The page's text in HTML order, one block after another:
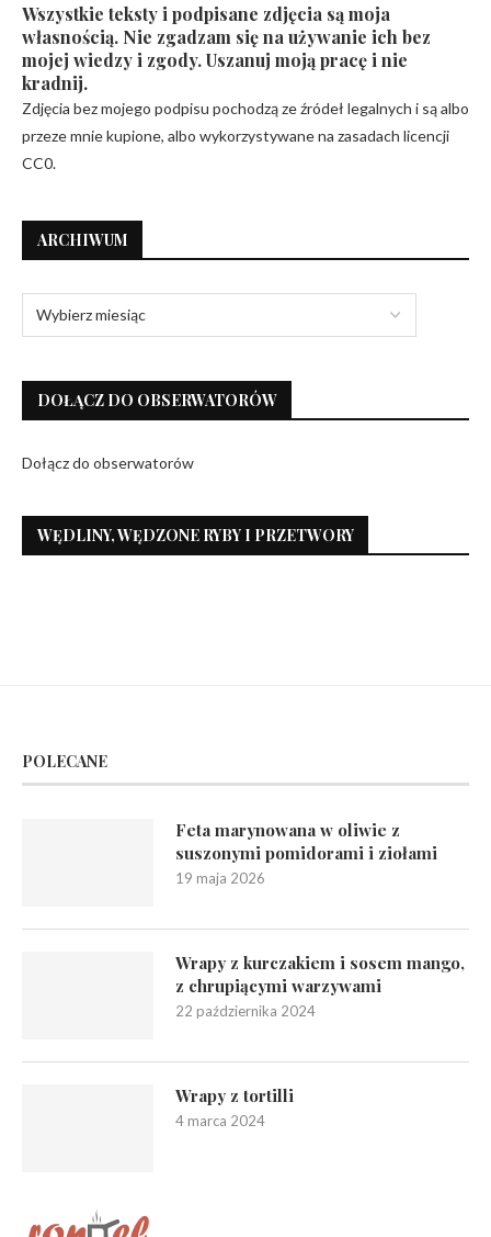
Wszystkie teksty i podpisane zdjęcia są moja
własnością. Nie zgadzam się na używanie ich bez
mojej wiedzy i zgody. Uszanuj moją pracę i nie
kradnij.
Zdjęcia bez mojego podpisu pochodzą ze źródeł legalnych i są albo
przeze mnie kupione, albo wykorzystywane na zasadach licencji
CC0.
ARCHIWUM
DOŁĄCZ DO OBSERWATORÓW
Dołącz do obserwatorów
WĘDLINY, WĘDZONE RYBY I PRZETWORY
POLECANE
Feta marynowana w oliwie z
suszonymi pomidorami i ziołami
19 maja 2026
Wrapy z kurczakiem i sosem mango,
z chrupiącymi warzywami
22 października 2024
Wrapy z tortilli
4 marca 2024